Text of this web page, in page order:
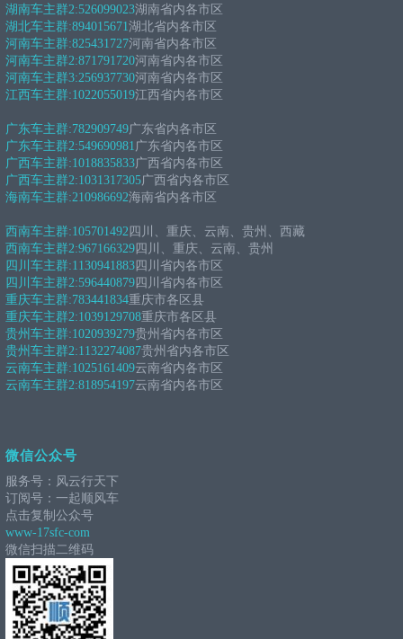
湖南车主群2:526099023湖南省内各市区
湖北车主群:894015671湖北省内各市区
河南车主群:825431727河南省内各市区
河南车主群2:871791720河南省内各市区
河南车主群3:256937730河南省内各市区
江西车主群:1022055019江西省内各市区
广东车主群:782909749广东省内各市区
广东车主群2:549690981广东省内各市区
广西车主群:1018835833广西省内各市区
广西车主群2:1031317305广西省内各市区
海南车主群:210986692海南省内各市区
西南车主群:105701492 四川、重庆、云南、贵州、西藏
西南车主群2:967166329 四川、重庆、云南、贵州
四川车主群:1130941883 四川省内各市区
四川车主群2:596440879 四川省内各市区
重庆车主群:783441834重庆市各区县
重庆车主群2:1039129708重庆市各区县
贵州车主群:1020939279贵州省内各市区
贵州车主群2:1132274087贵州省内各市区
云南车主群:1025161409云南省内各市区
云南车主群2:818954197云南省内各市区
微信公众号
服务号：风云行天下
订阅号：一起顺风车
点击复制公众号
www-17sfc-com
微信扫描二维码